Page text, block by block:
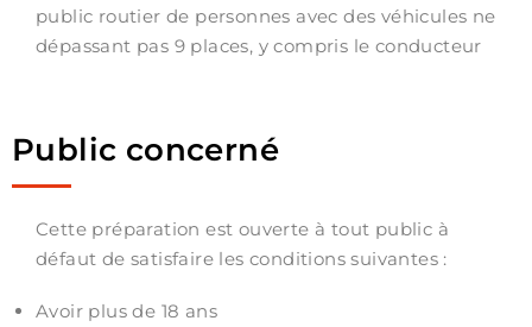
public routier de personnes avec des véhicules ne
dépassant pas 9 places, y compris le conducteur
Public concerné
Cette préparation est ouverte à tout public à
défaut de satisfaire les conditions suivantes :
Avoir plus de 18 ans